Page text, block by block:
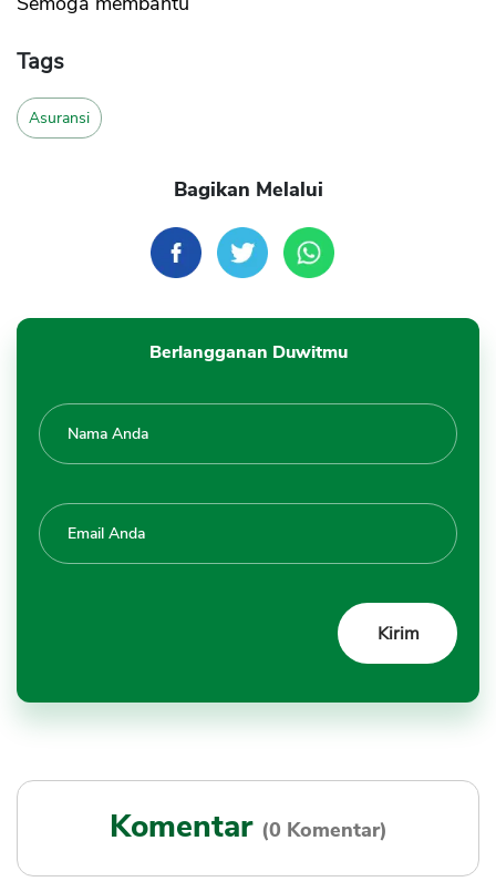
Tags
Asuransi
Bagikan Melalui
Berlangganan Duwitmu
Komentar (0 Komentar)